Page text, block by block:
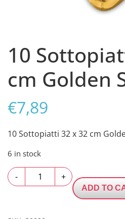
10
cm Golden
€7,89
10 Sottopiatti 32 x 32 cm
6 in stock
-
Sottopiatti
+
ADD TO